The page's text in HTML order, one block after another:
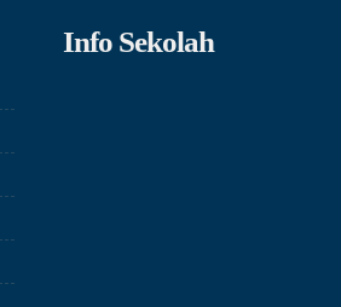
Info Sekolah